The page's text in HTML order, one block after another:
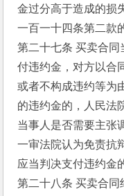
金过分高于造成的损
一百一十四条第二款
第二十七条 买卖合
付违约金，对方以合
或者不构成违约等为
的违约金的，人民法
当事人是否需要主张
一审法院认为免责抗
应当判决支付违约金
第二十八条 买卖合